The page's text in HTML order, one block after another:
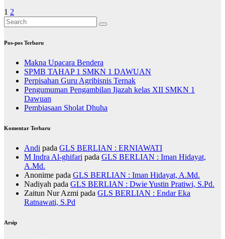
Paginasi
pos
1 2
Pos-pos Terbaru
Makna Upacara Bendera
SPMB TAHAP 1 SMKN 1 DAWUAN
Perpisahan Guru Agribisnis Ternak
Pengumuman Pengambilan Ijazah kelas XII SMKN 1
Dawuan
Pembiasaan Sholat Dhuha
Komentar Terbaru
Andi pada GLS BERLIAN : ERNIAWATI
M Indra Al-ghifari pada GLS BERLIAN : Iman Hidayat,
A.Md.
Anonime pada GLS BERLIAN : Iman Hidayat, A.Md.
Nadiyah pada GLS BERLIAN : Dwie Yustin Pratiwi, S.Pd.
Zaitun Nur Azmi pada GLS BERLIAN : Endar Eka
Ratnawati, S.Pd
Arsip